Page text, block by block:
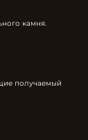
камня.
получаемый